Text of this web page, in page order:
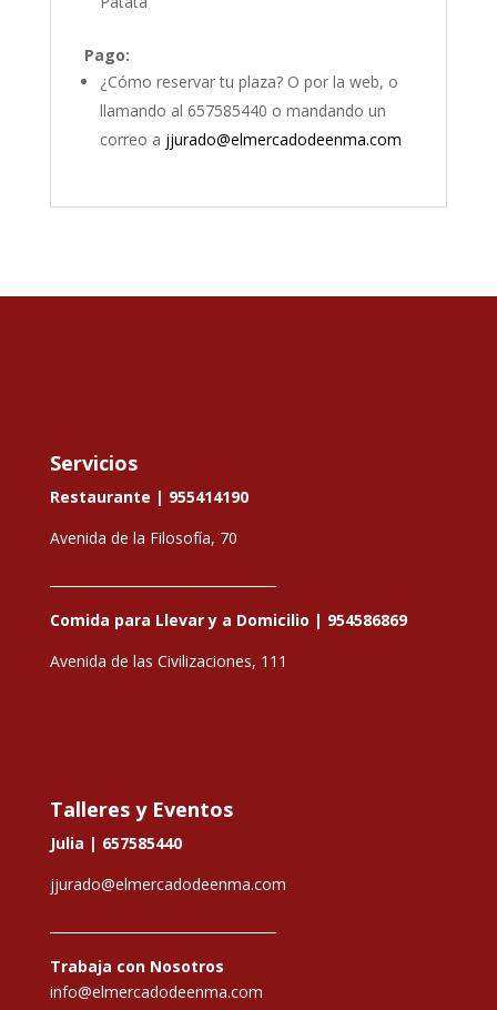
Pago:
¿Cómo reservar tu plaza? O por la web, o
llamando al 657585440 o mandando un
correo a jjurado@elmercadodeenma.com
Servicios
Restaurante | 955414190
Avenida de la Filosofía, 70
Comida para Llevar y a Domicilio | 954586869
Avenida de las Civilizaciones, 111
Talleres y Eventos
Julia | 657585440
jjurado@elmercadodeenma.com
Trabaja con Nosotros
info@elmercadodeenma.com